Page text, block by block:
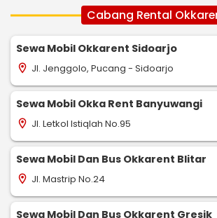
Cabang Rental
Sewa Mobil Okkarent Sidoarjo
location_on Jl. Jenggolo, Pucang - Sidoarjo
Sewa Mobil Okka Rent Banyuwangi
location_on Jl. Letkol Istiqlah No.95
Sewa Mobil Dan Bus Okkarent Blitar
location_on Jl. Mastrip No.24
Sewa Mobil Dan Bus Okkarent Gresik